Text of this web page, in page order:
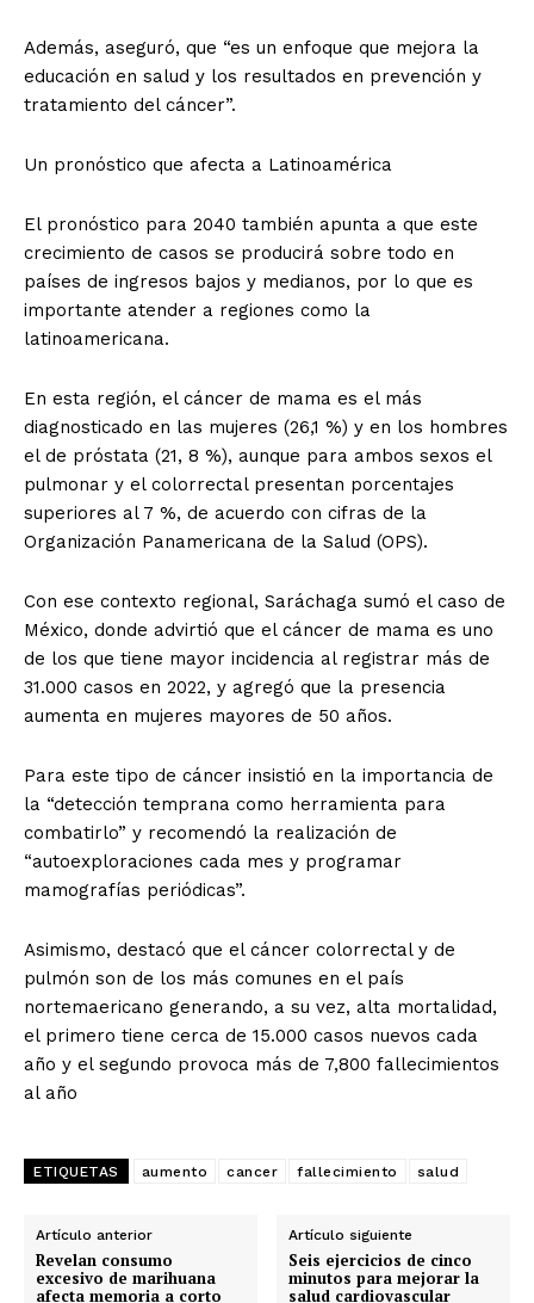
Además, aseguró, que “es un enfoque que mejora la
educación en salud y los resultados en prevención y
tratamiento del cáncer”.
Un pronóstico que afecta a Latinoamérica
El pronóstico para 2040 también apunta a que este
crecimiento de casos se producirá sobre todo en
países de ingresos bajos y medianos, por lo que es
importante atender a regiones como la
latinoamericana.
En esta región, el cáncer de mama es el más
diagnosticado en las mujeres (26,1 %) y en los hombres
el de próstata (21, 8 %), aunque para ambos sexos el
pulmonar y el colorrectal presentan porcentajes
superiores al 7 %, de acuerdo con cifras de la
Organización Panamericana de la Salud (OPS).
Con ese contexto regional, Saráchaga sumó el caso de
México, donde advirtió que el cáncer de mama es uno
de los que tiene mayor incidencia al registrar más de
31.000 casos en 2022, y agregó que la presencia
aumenta en mujeres mayores de 50 años.
Para este tipo de cáncer insistió en la importancia de
la “detección temprana como herramienta para
combatirlo” y recomendó la realización de
“autoexploraciones cada mes y programar
mamografías periódicas”.
Asimismo, destacó que el cáncer colorrectal y de
pulmón son de los más comunes en el país
nortemaericano generando, a su vez, alta mortalidad,
el primero tiene cerca de 15.000 casos nuevos cada
año y el segundo provoca más de 7,800 fallecimientos
al año
ETIQUETAS aumento cancer fallecimiento salud
Artículo anterior
Revelan consumo
excesivo de marihuana
afecta memoria a corto
Artículo siguiente
Seis ejercicios de cinco
minutos para mejorar la
salud cardiovascular